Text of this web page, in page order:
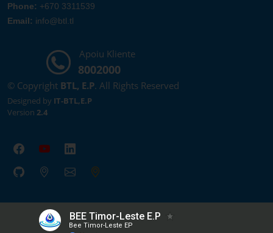
Phone: +670 3311539
Email: info@btl.tl
Apoiu Kliente
8002000
© Copyright BTL, E.P. All Rights Reserved
Designed by IT-BTL,E.P
Version 2.4